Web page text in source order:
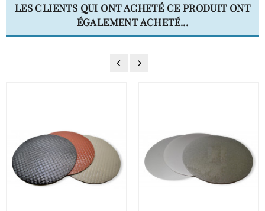
LES CLIENTS QUI ONT ACHETÉ CE PRODUIT ONT
ÉGALEMENT ACHETÉ...